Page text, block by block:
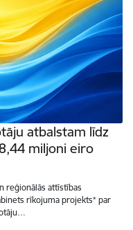
atbalstam līdz
miljoni eiro
reģionālās attīstības
rīkojuma projekts* par